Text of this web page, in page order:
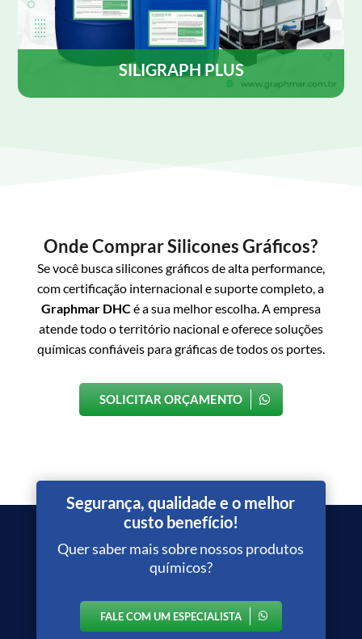
SILIGRAPH PLUS
tanto em rotativas Heat set como em cold-set.
Onde Comprar Silicones Gráficos?
Se você busca silicones gráficos de alta performance,
com certificação internacional e suporte completo, a
Graphmar DHCé a sua melhor escolha. A empresa
atende todo o território nacional e oferece soluções
químicas confiáveis para gráficas de todos os portes.
SOLICITAR ORÇAMENTO
Segurança, qualidade e o melhor
custo benefício!
Quer saber mais sobre nossos produtos
químicos?
FALE COM UM ESPECIALISTA